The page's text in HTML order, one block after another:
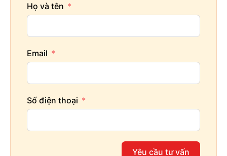
Họ và tên
Email
Số điện thoại
Yêu cầu tư vấn